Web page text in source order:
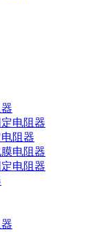
电阻器
阻器
电阻器
电阻器